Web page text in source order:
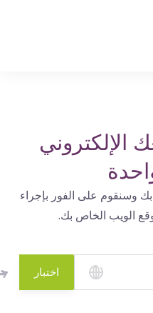
على الفور بإجراء
الويب الخاص بك.
اختبار